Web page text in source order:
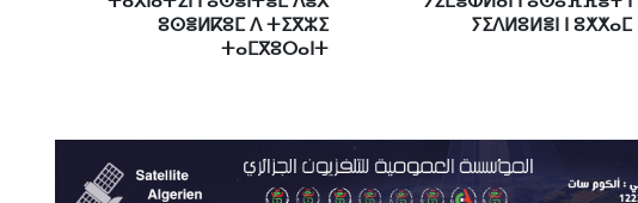
ⵢⵉⴷⵍⵓⵍⴻⵏ ⵏ ⵓⵅⵅⴰⵎ
ⵓⵙⴻⵍⴽⵓⵎ ⴷ ⵜⵉⴳⵣⵉ
ⵜⴰⵎⴳⵓⵔⴰⵏⵜ